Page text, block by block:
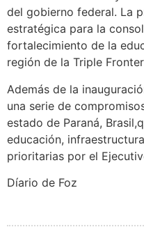
del gobierno federal. La
estratégica para la
fortalecimiento de la
región de la Triple
Además de la
una serie de
estado de Paraná,
educación,
prioritarias por el
Díario de Foz